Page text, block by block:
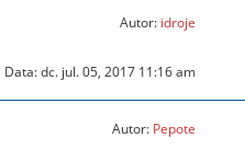
Autor: idroje
Data: dc. jul. 05, 2017 11:16 am
Autor: Pepote